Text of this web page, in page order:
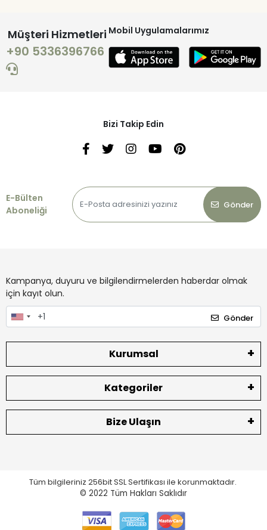
Müşteri Hizmetleri
+90 5336396766
Mobil Uygulamalarımız
Bizi Takip Edin
E-Bülten
Aboneliği
Gönder
Kampanya, duyuru ve bilgilendirmelerden haberdar olmak
için kayıt olun.
Gönder
Kurumsal
Kategoriler
Bize Ulaşın
Tüm bilgileriniz 256bit SSL Sertifikası ile korunmaktadır.
© 2022 Tüm Hakları Saklıdır